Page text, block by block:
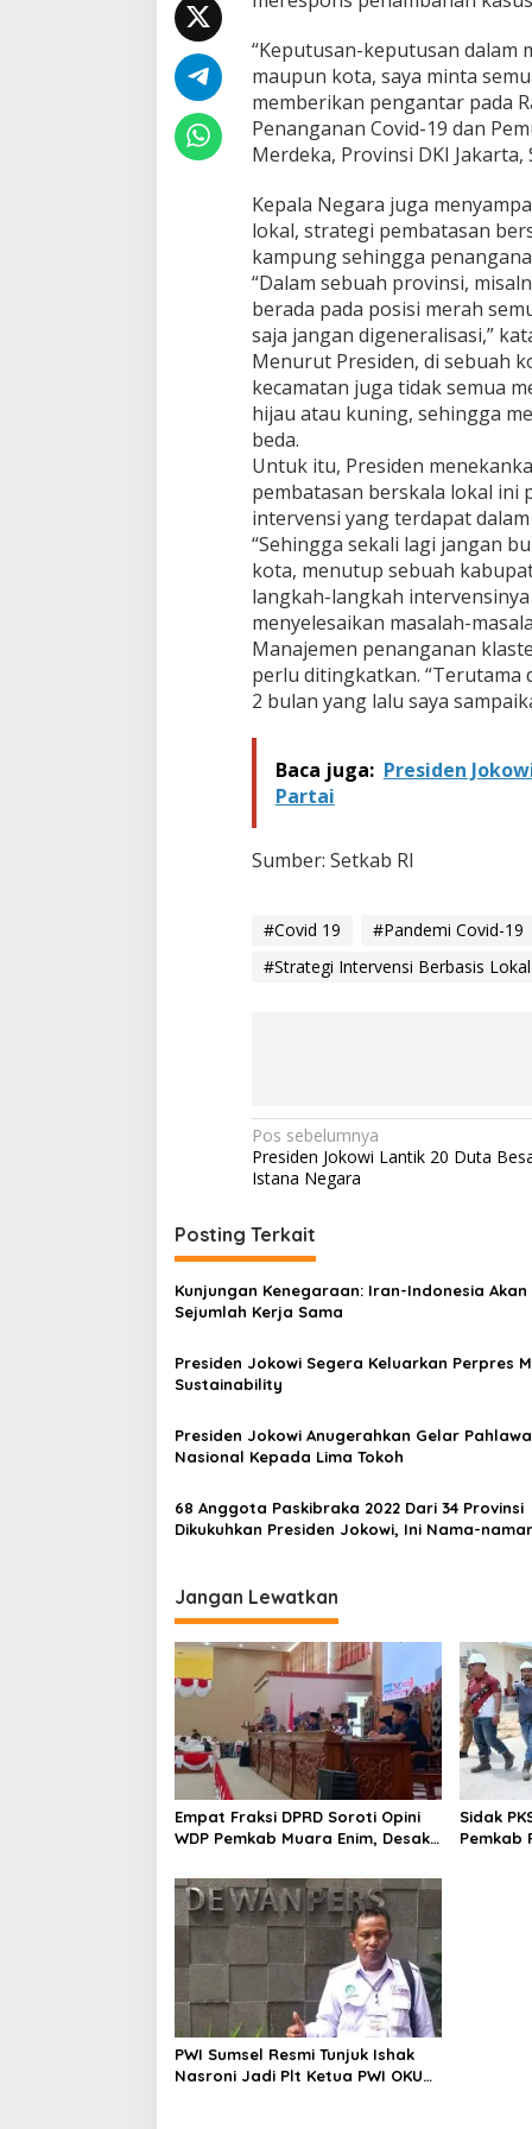
s
s
L
o
k
a
l
P
r
s
i
d
e
M
i
n
a
S
e
m
u
a
n
y
a
S
e
l
L
t
t
S
“Keputusan-keputusan dalam
maupun kota, saya minta
memberikan pengantar pada
Penanganan Covid-19 dan
Merdeka, Provinsi DKI Jakarta,
Kepala Negara juga
lokal, strategi pembatasan
kampung sehingga
“Dalam sebuah provinsi,
berada pada posisi merah
saja jangan digeneralisasi,”
Menurut Presiden, di sebuah
kecamatan juga tidak semua
hijau atau kuning, sehingga
beda.
Untuk itu, Presiden
pembatasan berskala lokal ini
intervensi yang terdapat
“Sehingga sekali lagi jangan
kota, menutup sebuah
langkah-langkah
menyelesaikan masalah-
Manajemen penanganan
perlu ditingkatkan. “Terutama
2 bulan yang lalu saya
Baca juga: Presiden
Partai
Sumber: Setkab RI
#Covid 19 #Pandemi Covid-19
#Strategi Intervensi Berbasis Lokal
N
a
i
g
a
i
o
s
Pos sebelumnya
Presiden Jokowi Lantik 20 Duta
Istana Negara
Posting Terkait
Kunjungan Kenegaraan: Iran-Indonesia Akan
Sejumlah Kerja Sama
Presiden Jokowi Segera Keluarkan Perpres
Sustainability
Presiden Jokowi Anugerahkan Gelar
Nasional Kepada Lima Tokoh
68 Anggota Paskibraka 2022 Dari 34 Provinsi
Dikukuhkan Presiden Jokowi, Ini Nama-
Jangan Lewatkan
Empat Fraksi DPRD Soroti Opini
WDP Pemkab Muara Enim, Desak
Sidak
Pemkab
PWI Sumsel Resmi Tunjuk Ishak
Nasroni Jadi Plt Ketua PWI OKU